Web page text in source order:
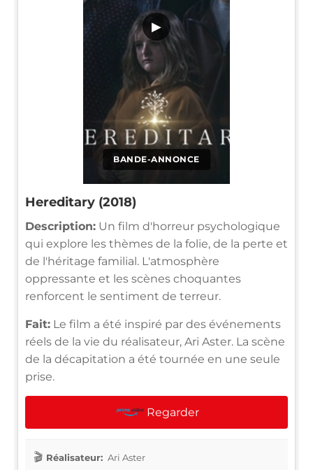
BANDE-ANNONCE
▶
Hereditary (2018)
Description: Un film d'horreur psychologique
qui explore les thèmes de la folie, de la perte et
de l'héritage familial. L'atmosphère
oppressante et les scènes choquantes
renforcent le sentiment de terreur.
Fait: Le film a été inspiré par des événements
réels de la vie du réalisateur, Ari Aster. La scène
de la décapitation a été tournée en une seule
prise.
Regarder
Réalisateur: Ari Aster